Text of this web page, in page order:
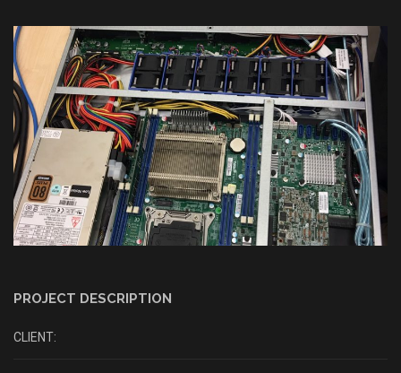
PROJECT DESCRIPTION
CLIENT: